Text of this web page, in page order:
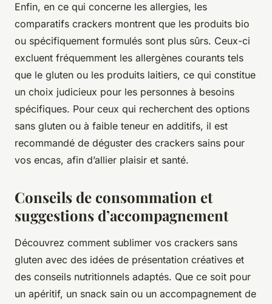
Enfin, en ce qui concerne les allergies, les
comparatifs crackers montrent que les produits bio
ou spécifiquement formulés sont plus sûrs. Ceux-ci
excluent fréquemment les allergènes courants tels
que le gluten ou les produits laitiers, ce qui constitue
un choix judicieux pour les personnes à besoins
spécifiques. Pour ceux qui recherchent des options
sans gluten ou à faible teneur en additifs, il est
recommandé de déguster des crackers sains pour
vos encas, afin d’allier plaisir et santé.
Conseils de consommation et
suggestions d’accompagnement
Découvrez comment sublimer vos crackers sans
gluten avec des idées de présentation créatives et
des conseils nutritionnels adaptés. Que ce soit pour
un apéritif, un snack sain ou un accompagnement de